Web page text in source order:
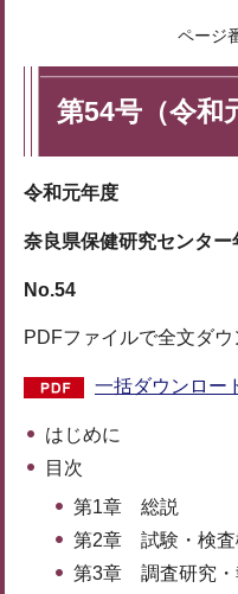
ページ
第54号（令和
令和元年度
奈良県保健研究センター
No.54
PDFファイルで全文ダ
一括ダウンロー
はじめに
目次
第1章 総説
第2章 試験・検査
第3章 調査研究・